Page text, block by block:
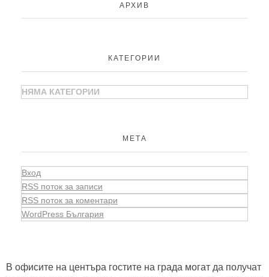
АРХИВ
КАТЕГОРИИ
НЯМА КАТЕГОРИИ
МЕТА
Вход
RSS поток за записи
RSS поток за коментари
WordPress България
В офисите на центъра гостите на града могат да получат